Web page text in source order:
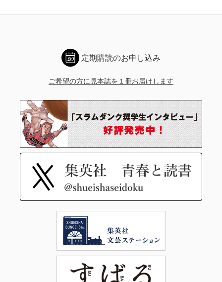
定期購読のお申し込み
ご希望の方に見本誌を１冊お届けします